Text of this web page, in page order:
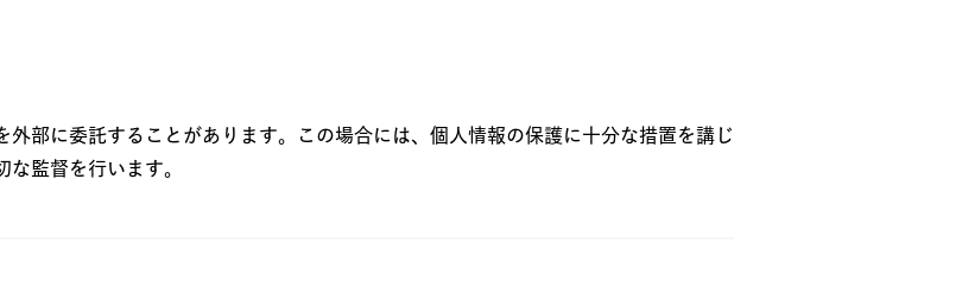
部に委託することがあります。この場合には、個人情報の保護に十分な措置を講じ
監督を行います。